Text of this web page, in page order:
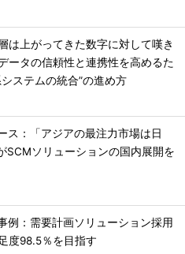
は上がってきた数字に対して嘆き
ータの信頼性と連携性を高めるた
ステムの統合”の進め方
ス：「アジアの最注力市場は日
SCMソリューションの国内展開を
例：需要計画ソリューション採用
度98.5％を目指す